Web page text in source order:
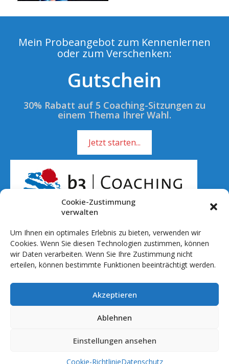
Cookie-Zustimmung
verwalten
Um Ihnen ein optimales Erlebnis zu bieten, verwenden wir
Cookies. Wenn Sie diesen Technologien zustimmen, können
wir Daten verarbeiten. Wenn Sie Ihre Zustimmung nicht
erteilen, können bestimmte Funktionen beeinträchtigt werden.
Akzeptieren
Ablehnen
Einstellungen ansehen
Cookie-RichtlinieDatenschutz
Mein Probeangebot zum Kennenlernen
oder zum Verschenken:
Gutschein
30% Rabatt auf 5 Coaching-Sitzungen zu
einem Thema Ihrer Wahl.
Jetzt starten...
Rufen Sie mich an!
01 51 - 701 041 20